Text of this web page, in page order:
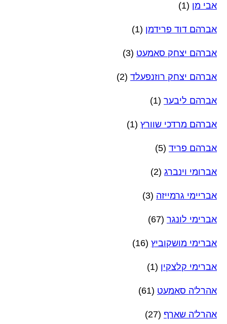
אבי מן (1)
אברהם דוד פרידמן (1)
אברהם יצחק סאמעט (3)
אברהם יצחק רוזנפעלד (2)
אברהם ליבער (1)
אברהם מרדכי שוורץ (1)
אברהם פריד (5)
אברומי וינברג (2)
אבריימי גרמייזה (3)
אברימי לונגר (67)
אברימי מושקוביץ (16)
אברימי קלצקין (1)
אהרל'ה סאמעט (61)
אהרל'ה שארף (27)